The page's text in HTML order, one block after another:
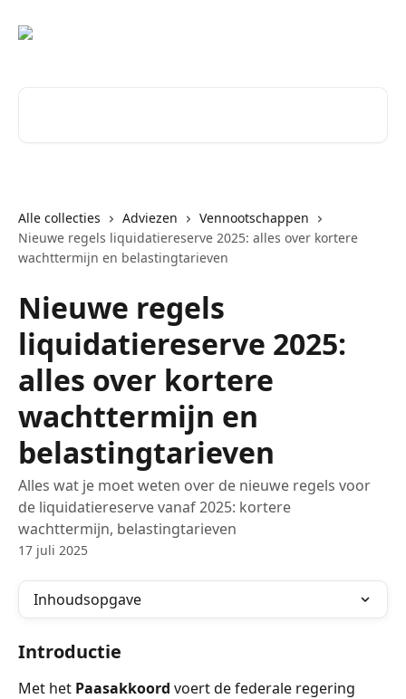
Alle collecties Adviezen
Vennootschappen
Nieuwe regels liquidatiereserve 2025: alles over kortere
wachttermijn en belastingtarieven
Nieuwe regels
liquidatiereserve 2025:
alles over kortere
wachttermijn en
belastingtarieven
Alles wat je moet weten over de nieuwe regels voor
de liquidatiereserve vanaf 2025: kortere
wachttermijn, belastingtarieven
17 juli 2025
Inhoudsopgave
Introductie
Met het Paasakkoord voert de federale regering